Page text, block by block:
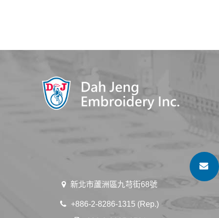
新北市蘆洲區九芎街68號
+886-2-8286-1315 (Rep.)